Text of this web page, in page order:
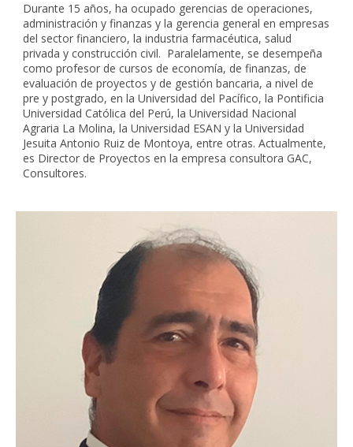
Durante 15 años, ha ocupado gerencias de operaciones,
administración y finanzas y la gerencia general en empresas
del sector financiero, la industria farmacéutica, salud
privada y construcción civil. Paralelamente, se desempeña
como profesor de cursos de economía, de finanzas, de
evaluación de proyectos y de gestión bancaria, a nivel de
pre y postgrado, en la Universidad del Pacífico, la Pontificia
Universidad Católica del Perú, la Universidad Nacional
Agraria La Molina, la Universidad ESAN y la Universidad
Jesuita Antonio Ruiz de Montoya, entre otras. Actualmente,
es Director de Proyectos en la empresa consultora GAC,
Consultores.